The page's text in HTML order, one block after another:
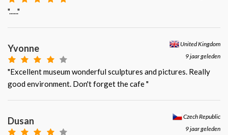
"......"
United Kingdom
9 jaar geleden
Yvonne
"Excellent museum wonderful sculptures and pictures. Really
good environment. Don't forget the cafe "
Czech Republic
9 jaar geleden
Dusan